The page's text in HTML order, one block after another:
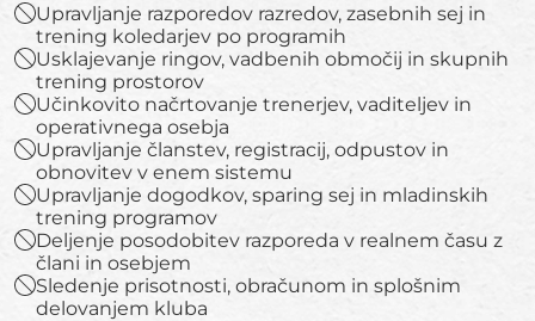
Upravljanje razporedov razredov, zasebnih sej in
trening koledarjev po programih
Usklajevanje ringov, vadbenih območij in skupnih
trening prostorov
Učinkovito načrtovanje trenerjev, vaditeljev in
operativnega osebja
Upravljanje članstev, registracij, odpustov in
obnovitev v enem sistemu
Upravljanje dogodkov, sparing sej in mladinskih
trening programov
Deljenje posodobitev razporeda v realnem času z
člani in osebjem
Sledenje prisotnosti, obračunom in splošnim
delovanjem kluba